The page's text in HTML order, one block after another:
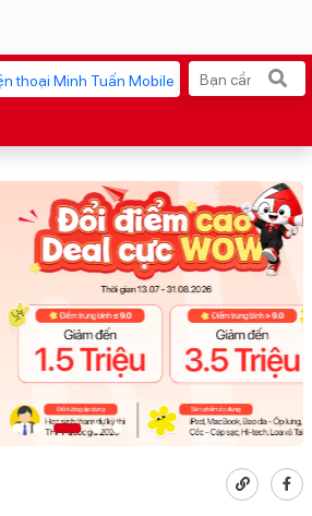
MacBook Neo giá tốt
Galaxy Z8 Series
OPPO Reno16
Ốp lưng Pitaka
Ốp lưng Apple